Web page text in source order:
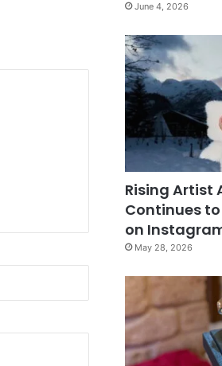
June 4, 2026
Rising Artist
Continues
on
May 28, 2026